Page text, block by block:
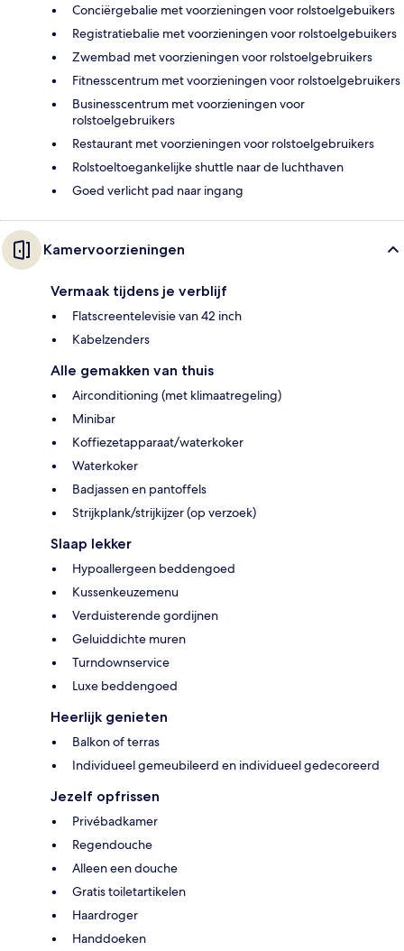
Conciërgebalie met voorzieningen voor rolstoelgebuikers
Registratiebalie met voorzieningen voor rolstoelgebuikers
Zwembad met voorzieningen voor rolstoelgebruikers
Fitnesscentrum met voorzieningen voor rolstoelgebruikers
Businesscentrum met voorzieningen voor
rolstoelgebruikers
Restaurant met voorzieningen voor rolstoelgebruikers
Rolstoeltoegankelijke shuttle naar de luchthaven
Goed verlicht pad naar ingang
Kamervoorzieningen
Vermaak tijdens je verblijf
Flatscreentelevisie van 42 inch
Kabelzenders
Alle gemakken van thuis
Airconditioning (met klimaatregeling)
Minibar
Koffiezetapparaat/waterkoker
Waterkoker
Badjassen en pantoffels
Strijkplank/strijkijzer (op verzoek)
Slaap lekker
Hypoallergeen beddengoed
Kussenkeuzemenu
Verduisterende gordijnen
Geluiddichte muren
Turndownservice
Luxe beddengoed
Heerlijk genieten
Balkon of terras
Individueel gemeubileerd en individueel gedecoreerd
Jezelf opfrissen
Privébadkamer
Regendouche
Alleen een douche
Gratis toiletartikelen
Haardroger
Handdoeken